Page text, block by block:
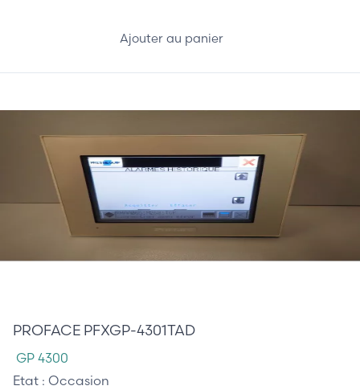
Ajouter au panier
PROFACE PFXGP-4301TAD
GP 4300
Etat : Occasion